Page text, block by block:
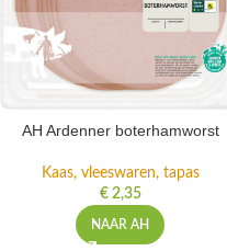
AH Ardenner boterhamworst
Kaas, vleeswaren, tapas
€2,35
NAAR AH